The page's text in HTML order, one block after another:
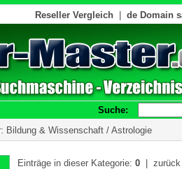
Reseller Vergleich de Domain
Suche:
Bildung & Wissenschaft / Astrologie
Einträge in dieser Kategorie: 0 | zurück